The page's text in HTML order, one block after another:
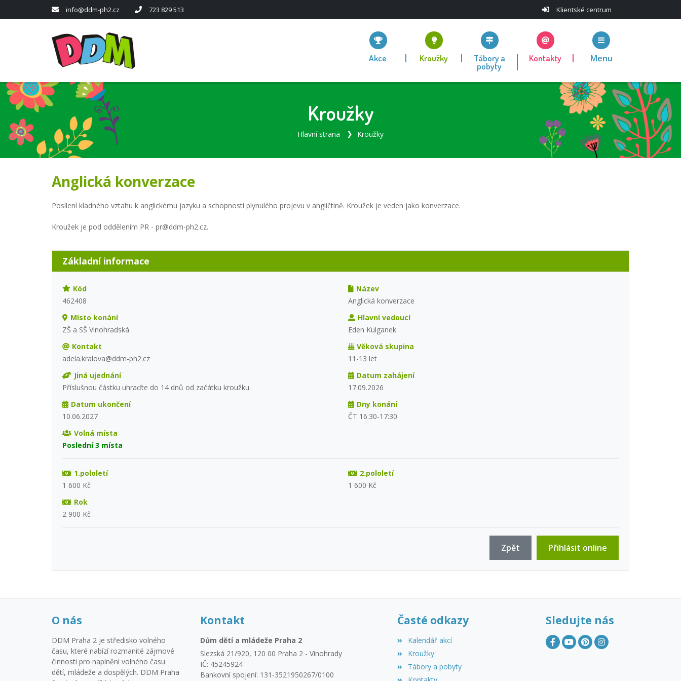
info@ddm-ph2.cz 723 829 513 Klientské centrum
Akce Kroužky Tábory a
pobyty
Kontakty Menu
Kroužky
Hlavní strana Kroužky
Anglická konverzace
Posílení kladného vztahu k anglickému jazyku a schopnosti plynulého projevu v angličtině. Kroužek je veden jako konverzace.
Kroužek je pod oddělením PR - pr@ddm-ph2.cz.
Základní informace
Kód
462408
Název
Anglická konverzace
Místo konání
ZŠ a SŠ Vinohradská
Hlavní vedoucí
Eden Kulganek
Kontakt
adela.kralova@ddm-ph2.cz
Věková skupina
11-13 let
Jiná ujednání
Příslušnou částku uhraďte do 14 dnů od začátku kroužku.
Datum zahájení
17.09.2026
Datum ukončení
10.06.2027
Dny konání
ČT 16:30-17:30
Volná místa
Poslední 3 místa
1.pololetí
1 600 Kč
2.pololetí
1 600 Kč
Rok
2 900 Kč
Přihlásit online
Zpět
O nás
DDM Praha 2 je středisko volného
času, které nabízí rozmanité zájmové
činnosti pro naplnění volného času
dětí, mládeže a dospělých. DDM Praha
Kontakt
Dům dětí a mládeže Praha 2
Slezská 21/920, 120 00 Praha 2 - Vinohrady
IČ: 45245924
Bankovní spojení: 131-3521950267/0100
Časté odkazy
Kalendář akcí
Kroužky
Tábory a pobyty
Sledujte nás